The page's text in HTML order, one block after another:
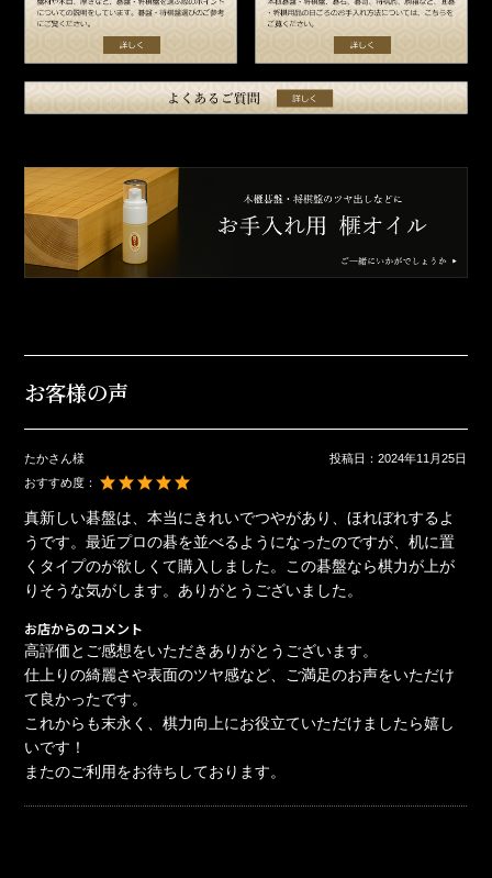
お客様の声
たかさん様 投稿日：2024年11月25日
おすすめ度：
真新しい碁盤は、本当にきれいでつやがあり、ほれぼれするよ
うです。最近プロの碁を並べるようになったのですが、机に置
くタイプのが欲しくて購入しました。この碁盤なら棋力が上が
りそうな気がします。ありがとうございました。
お店からのコメント
高評価とご感想をいただきありがとうございます。
仕上りの綺麗さや表面のツヤ感など、ご満足のお声をいただけ
て良かったです。
これからも末永く、棋力向上にお役立ていただけましたら嬉し
いです！
またのご利用をお待ちしております。